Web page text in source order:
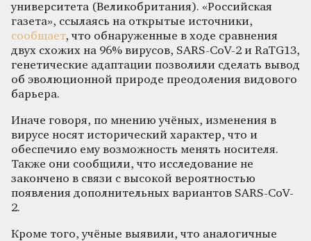
университета (Великобритания). «Российская
газета», ссылаясь на открытые источники,
сообщает, что обнаруженные в ходе сравнения
двух схожих на 96% вирусов, SARS-CoV-2 и RaTG13,
генетические адаптации позволили сделать вывод
об эволюционной природе преодоления видового
барьера.
Иначе говоря, по мнению учёных, изменения в
вирусе носят исторический характер, что и
обеспечило ему возможность менять носителя.
Также они сообщили, что исследование не
закончено в связи с высокой вероятностью
появления дополнительных вариантов SARS-CoV-
2.
Кроме того, учёные выявили, что аналогичные